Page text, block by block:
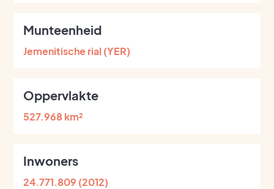
Munteenheid
Jemenitische rial (YER)
Oppervlakte
527.968 km²
Inwoners
24.771.809 (2012)